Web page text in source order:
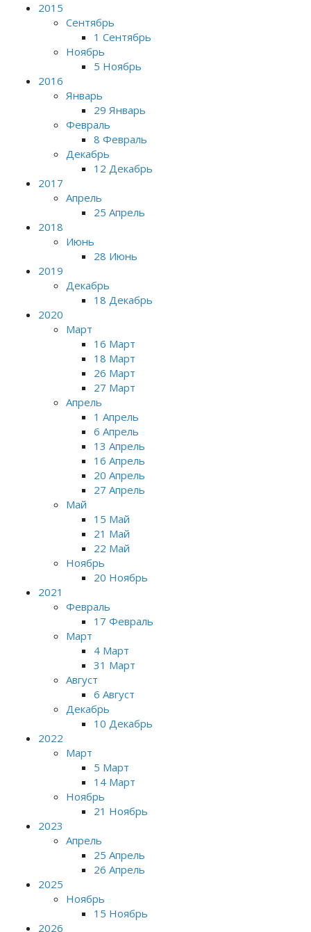
2015
Сентябрь
1 Сентябрь
Ноябрь
5 Ноябрь
2016
Январь
29 Январь
Февраль
8 Февраль
Декабрь
12 Декабрь
2017
Апрель
25 Апрель
2018
Июнь
28 Июнь
2019
Декабрь
18 Декабрь
2020
Март
16 Март
18 Март
26 Март
27 Март
Апрель
1 Апрель
6 Апрель
13 Апрель
16 Апрель
20 Апрель
27 Апрель
Май
15 Май
21 Май
22 Май
Ноябрь
20 Ноябрь
2021
Февраль
17 Февраль
Март
4 Март
31 Март
Август
6 Август
Декабрь
10 Декабрь
2022
Март
5 Март
14 Март
Ноябрь
21 Ноябрь
2023
Апрель
25 Апрель
26 Апрель
2025
Ноябрь
15 Ноябрь
2026